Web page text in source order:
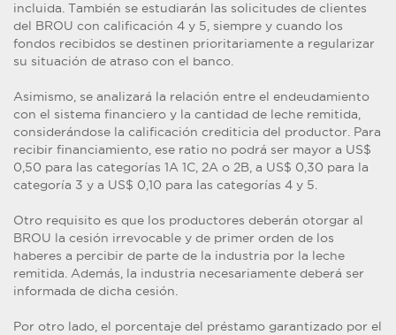
incluida. También se estudiarán las solicitudes de clientes
del BROU con calificación 4 y 5, siempre y cuando los
fondos recibidos se destinen prioritariamente a regularizar
su situación de atraso con el banco.
Asimismo, se analizará la relación entre el endeudamiento
con el sistema financiero y la cantidad de leche remitida,
considerándose la calificación crediticia del productor. Para
recibir financiamiento, ese ratio no podrá ser mayor a US$
0,50 para las categorías 1A 1C, 2A o 2B, a US$ 0,30 para la
categoría 3 y a US$ 0,10 para las categorías 4 y 5.
Otro requisito es que los productores deberán otorgar al
BROU la cesión irrevocable y de primer orden de los
haberes a percibir de parte de la industria por la leche
remitida. Además, la industria necesariamente deberá ser
informada de dicha cesión.
Por otro lado, el porcentaje del préstamo garantizado por el